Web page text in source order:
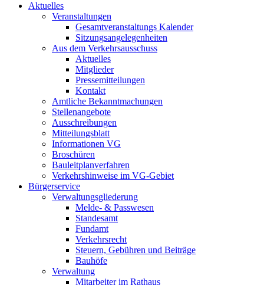
Aktuelles
Veranstaltungen
Gesamtveranstaltungs Kalender
Sitzungsangelegenheiten
Aus dem Verkehrsausschuss
Aktuelles
Mitglieder
Pressemitteilungen
Kontakt
Amtliche Bekanntmachungen
Stellenangebote
Ausschreibungen
Mitteilungsblatt
Informationen VG
Broschüren
Bauleitplanverfahren
Verkehrshinweise im VG-Gebiet
Bürgerservice
Verwaltungsgliederung
Melde- & Passwesen
Standesamt
Fundamt
Verkehrsrecht
Steuern, Gebühren und Beiträge
Bauhöfe
Verwaltung
Mitarbeiter im Rathaus